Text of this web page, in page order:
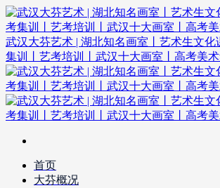
武汉大芬艺术 | 湖北知名画室丨艺术生文
集训丨艺考培训丨武汉十大画室丨高考美
首页
大芬概况